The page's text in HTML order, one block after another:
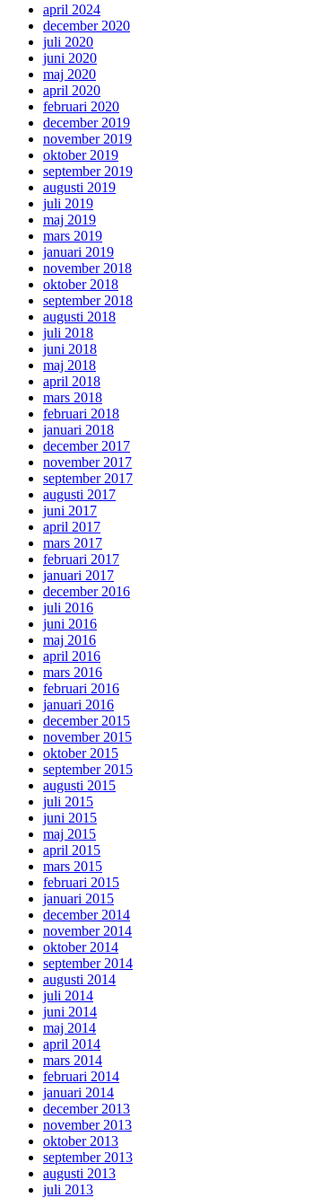
april 2024
december 2020
juli 2020
juni 2020
maj 2020
april 2020
februari 2020
december 2019
november 2019
oktober 2019
september 2019
augusti 2019
juli 2019
maj 2019
mars 2019
januari 2019
november 2018
oktober 2018
september 2018
augusti 2018
juli 2018
juni 2018
maj 2018
april 2018
mars 2018
februari 2018
januari 2018
december 2017
november 2017
september 2017
augusti 2017
juni 2017
april 2017
mars 2017
februari 2017
januari 2017
december 2016
juli 2016
juni 2016
maj 2016
april 2016
mars 2016
februari 2016
januari 2016
december 2015
november 2015
oktober 2015
september 2015
augusti 2015
juli 2015
juni 2015
maj 2015
april 2015
mars 2015
februari 2015
januari 2015
december 2014
november 2014
oktober 2014
september 2014
augusti 2014
juli 2014
juni 2014
maj 2014
april 2014
mars 2014
februari 2014
januari 2014
december 2013
november 2013
oktober 2013
september 2013
augusti 2013
juli 2013